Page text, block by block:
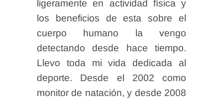
ligeramente en actividad física y
los beneficios de esta sobre el
cuerpo humano la vengo
detectando desde hace tiempo.
Llevo toda mi vida dedicada al
deporte. Desde el 2002 como
monitor de natación, y desde 2008